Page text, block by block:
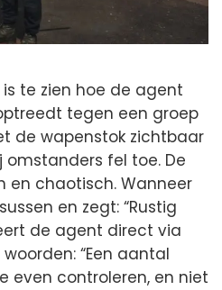
te zien hoe de agent
tegen een groep
de wapenstok zichtbaar
omstanders fel toe. De
en chaotisch. Wanneer
en zegt: “Rustig
de agent direct via
“Een aantal
even controleren, en niet